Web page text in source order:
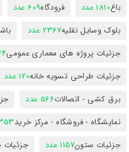
باغ1810 عدد فرودگاه609 عدد
بلوک وسایل نقلیه2367 عدد
جزئیات پروژه های معماری عمومی
جزئیات طراحی تسویه خانه120 عدد
برق کشی - اتصالات566 عدد
نمایشگاه - فروشگاه - مرکز خرید353
جزئیات ستون1157 عدد جزئیات